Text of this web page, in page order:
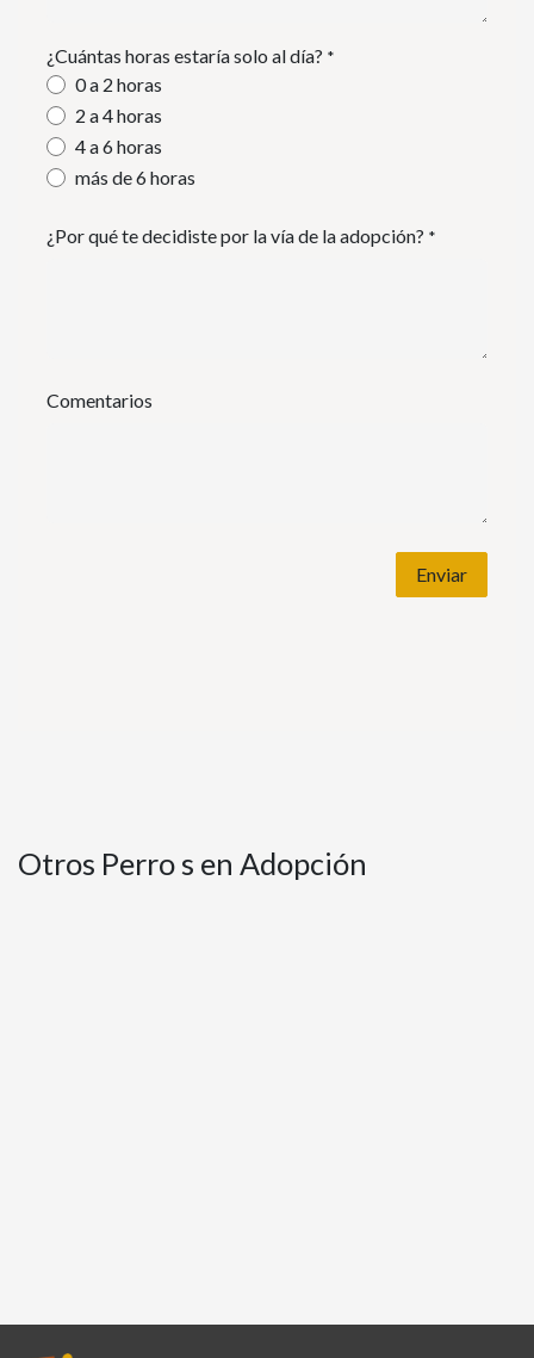
¿Cuántas horas estaría solo al día? *
0 a 2 horas
2 a 4 horas
4 a 6 horas
más de 6 horas
¿Por qué te decidiste por la vía de la adopción? *
Comentarios
Enviar
Otros Perro s en Adopción